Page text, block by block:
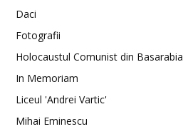
Daci
Fotografii
Holocaustul Comunist din Basarabia
In Memoriam
Liceul 'Andrei Vartic'
Mihai Eminescu